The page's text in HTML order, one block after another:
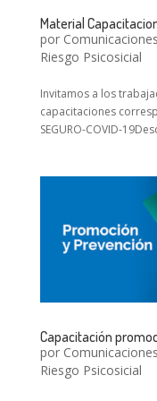
Material
por Comunicaciones
Riesgo Psicosicial
Invitamos a los
capacitaciones
SEGURO-COVID-
Capacitación
por Comunicaciones
Riesgo Psicosicial